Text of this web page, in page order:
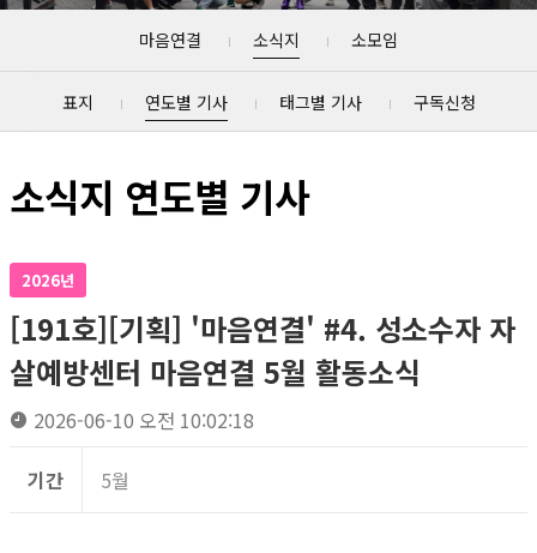
마음연결 소식지 소모임
표지 연도별 기사 태그별 기사 구독신청
소식지 연도별 기사
2026년
[191호][기획] '마음연결' #4. 성소수자 자
살예방센터 마음연결 5월 활동소식
2026-06-10 오전 10:02:18
기간 5월